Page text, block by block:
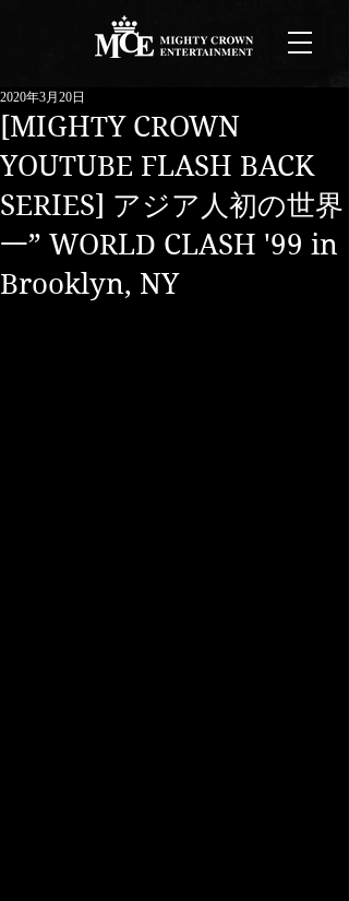
[MIGHTY CROWN
YOUTUBE FLASH BACK
SERIES] アジア人初の世界
一” WORLD CLASH '99 in
Brooklyn, NY
2020年3月20日